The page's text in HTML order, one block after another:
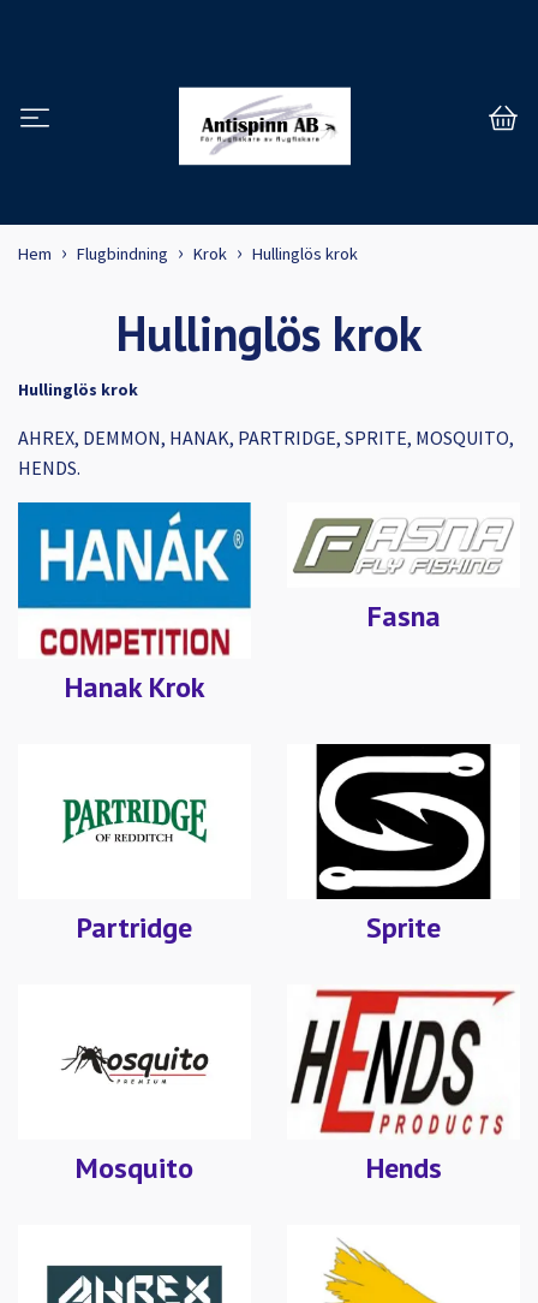
Hem Flugbindning Krok Hullinglös krok
Hullinglös krok
Hullinglös krok
AHREX, DEMMON, HANAK, PARTRIDGE, SPRITE, MOSQUITO,
HENDS.
Hanak Krok
Fasna
Partridge Sprite
Mosquito Hends